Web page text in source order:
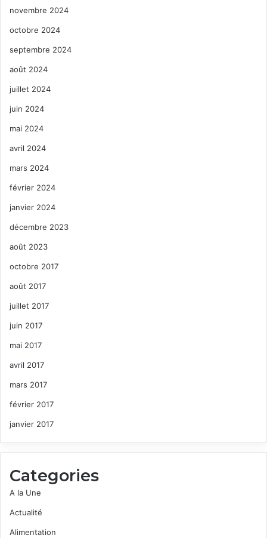
novembre 2024
octobre 2024
septembre 2024
août 2024
juillet 2024
juin 2024
mai 2024
avril 2024
mars 2024
février 2024
janvier 2024
décembre 2023
août 2023
octobre 2017
août 2017
juillet 2017
juin 2017
mai 2017
avril 2017
mars 2017
février 2017
janvier 2017
Categories
A la Une
Actualité
Alimentation